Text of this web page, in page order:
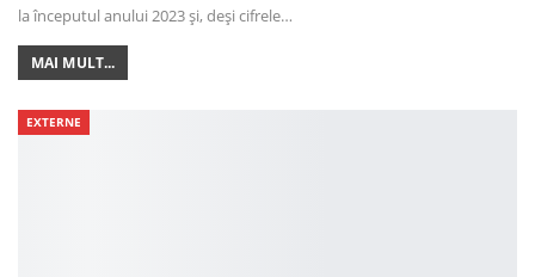
la începutul anului 2023 și, deși cifrele…
MAI MULT...
EXTERNE